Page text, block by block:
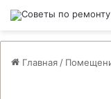
Главная /